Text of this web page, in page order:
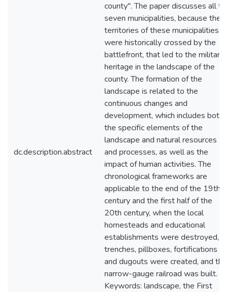
dc.description.abstract
county". The paper discusses all
seven municipalities, because the
territories of these municipalities
were historically crossed by the
battlefront, that led to the military
heritage in the landscape of the
county. The formation of the
landscape is related to the
continuous changes and
development, which includes both
the specific elements of the
landscape and natural resources
and processes, as well as the
impact of human activities. The
chronological frameworks are
applicable to the end of the 19th
century and the first half of the
20th century, when the local
homesteads and educational
establishments were destroyed,
trenches, pillboxes, fortifications
and dugouts were created, and the
narrow-gauge railroad was built.
Keywords: landscape, the First